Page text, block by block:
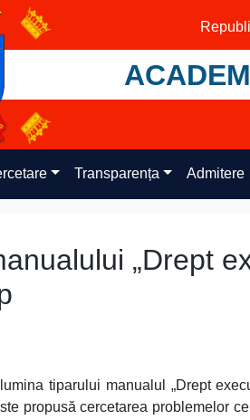
Transparența Admitere
„Drept
tiparului manualul „Drept
propusă cercetarea problemelor